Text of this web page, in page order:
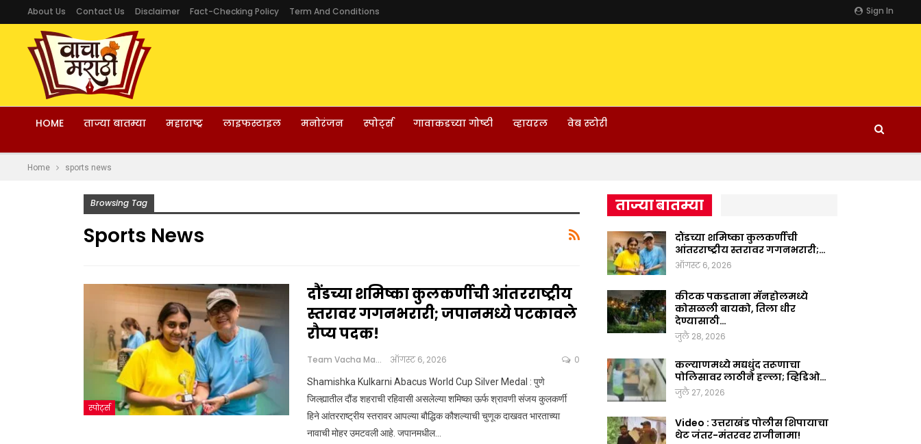
Sign In
About Us Contact Us Disclaimer Fact-Checking Policy Term And Conditions
HOME ताज्या बातम्या महाराष्ट्र लाइफस्टाइल मनोरंजन स्पोर्ट्स गावाकडच्या गोष्टी व्हायरल वेब स्टोरी
Home sports news
Browsing Tag
Sports News
स्पोर्ट्स
दौंडच्या शमिष्का कुलकर्णीची आंतरराष्ट्रीय
स्तरावर गगनभरारी; जपानमध्ये पटकावले
रौप्य पदक!
Team Vacha Marathi ऑगस्ट 6, 2026 0
Shamishka Kulkarni Abacus World Cup Silver Medal : पुणे
जिल्ह्यातील दौंड शहराची रहिवासी असलेल्या शमिष्का ऊर्फ श्रावणी संजय कुलकर्णी
हिने आंतरराष्ट्रीय स्तरावर आपल्या बौद्धिक कौशल्याची चुणूक दाखवत भारताच्या
नावाची मोहर उमटवली आहे. जपानमधील…
ताज्या बातम्या
दौंडच्या शमिष्का कुलकर्णीची
आंतरराष्ट्रीय स्तरावर गगनभरारी;…
ऑगस्ट 6, 2026
कीटक पकडताना मॅनहोलमध्ये
कोसळली बायको, तिला धीर
देण्यासाठी…
जुलै 28, 2026
कल्याणमध्ये मद्यधुंद तरूणाचा
पोलिसावर लाठीने हल्ला; व्हिडिओ…
जुलै 27, 2026
Video : उत्तराखंड पोलीस शिपायाचा
थेट जंतर-मंतरवर राजीनामा!